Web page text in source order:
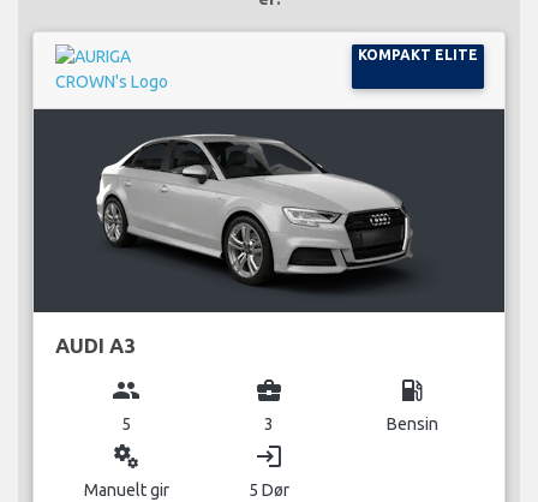
KOMPAKT ELITE
AUDI A3
group
5
business_center
3
local_gas_station
Bensin
miscellaneous_services
Manuelt gir
login
5 Dør